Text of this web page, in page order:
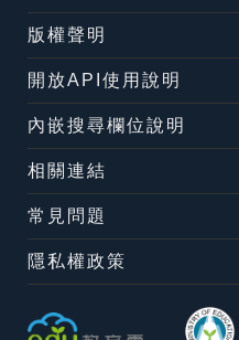
版權聲明
開放API使用說明
內嵌搜尋欄位說明
相關連結
常見問題
隱私權政策